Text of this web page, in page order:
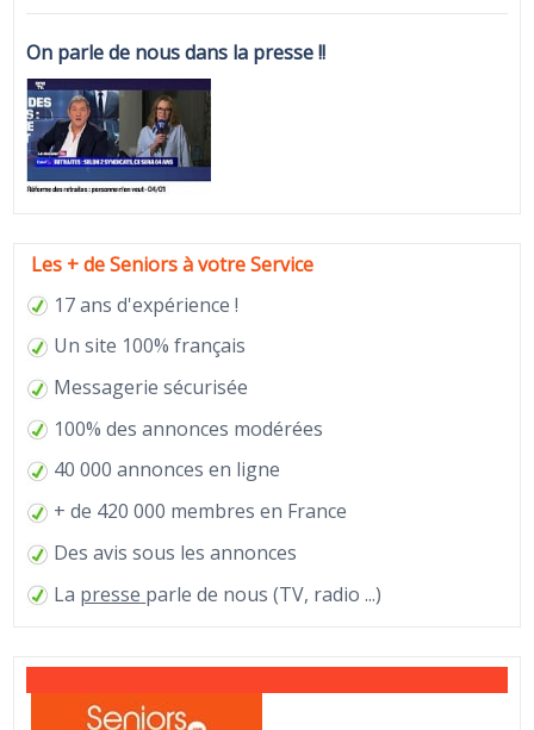
On parle de nous dans la presse !!
Les + de Seniors à votre Service
17 ans d'expérience !
Un site 100% français
Messagerie sécurisée
100% des annonces modérées
40 000 annonces en ligne
+ de 420 000 membres en France
Des avis sous les annonces
La presse parle de nous (TV, radio ...)